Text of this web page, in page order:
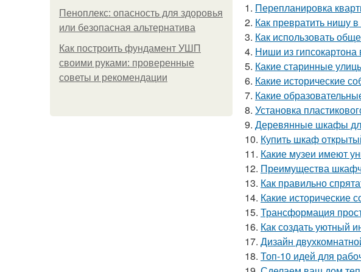
Пеноплекс: опасность для здоровья
или безопасная альтернатива
Как построить фундамент УШП
своими руками: проверенные
советы и рекомендации
1. Перепланировка
2. Как превратить нишу
3. Как использовать
4. Ниши из
5. Какие старинные
6. Какие исторические
7. Какие
8. Установка
9. Деревянные шкафы
10. Купить шкаф
11. Какие музеи имеют
12. Преимущества
13. Как правильно
14. Какие исторические
15. Трансформация
16. Как создать уютный
17. Дизайн
18. Топ-10 идей для